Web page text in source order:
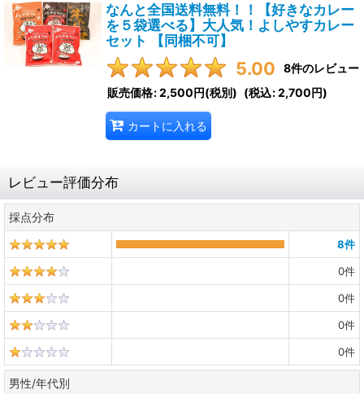
なんと全国送料無料！！【好きなカレー
を５袋選べる】大人気！よしやすカレー
セット 【同梱不可】
5.00 8件のレビュー
販売価格:2,500円(税別) (税込:2,700円)
カートに入れる
レビュー評価分布
採点分布
8件
0件
0件
0件
0件
男性/年代別